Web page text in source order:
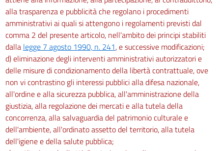
alla trasparenza e pubblicità che regolano i procedimenti
amministrativi ai quali si attengono i regolamenti previsti dal
comma 2 del presente articolo, nell'ambito dei principi stabiliti
dalla legge 7 agosto 1990, n. 241, e successive modificazioni;
d) eliminazione degli interventi amministrativi autorizzatori e
delle misure di condizionamento della libertà contrattuale, ove
non vi contrastino gli interessi pubblici alla difesa nazionale,
all'ordine e alla sicurezza pubblica, all'amministrazione della
giustizia, alla regolazione dei mercati e alla tutela della
concorrenza, alla salvaguardia del patrimonio culturale e
dell'ambiente, all'ordinato assetto del territorio, alla tutela
dell'igiene e della salute pubblica;